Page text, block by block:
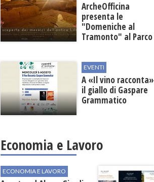
ArcheOfficina
presenta le
"Domeniche al
Tramonto" al Parco
EVENTI
A «Il vino racconta»
il giallo di Gaspare
Grammatico
Economia e Lavoro
ECONOMIA E LAVORO